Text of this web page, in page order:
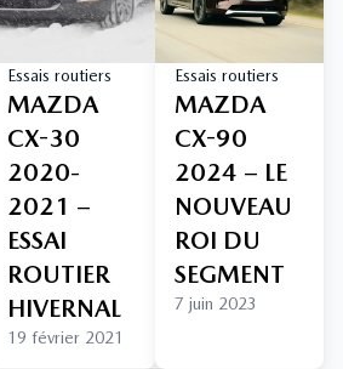
Essais routiers
MAZDA
CX-30
2020-
2021 –
ESSAI
ROUTIER
HIVERNAL
19 février 2021
Essais routiers
MAZDA
CX-90
2024 – LE
NOUVEAU
ROI DU
SEGMENT
7 juin 2023